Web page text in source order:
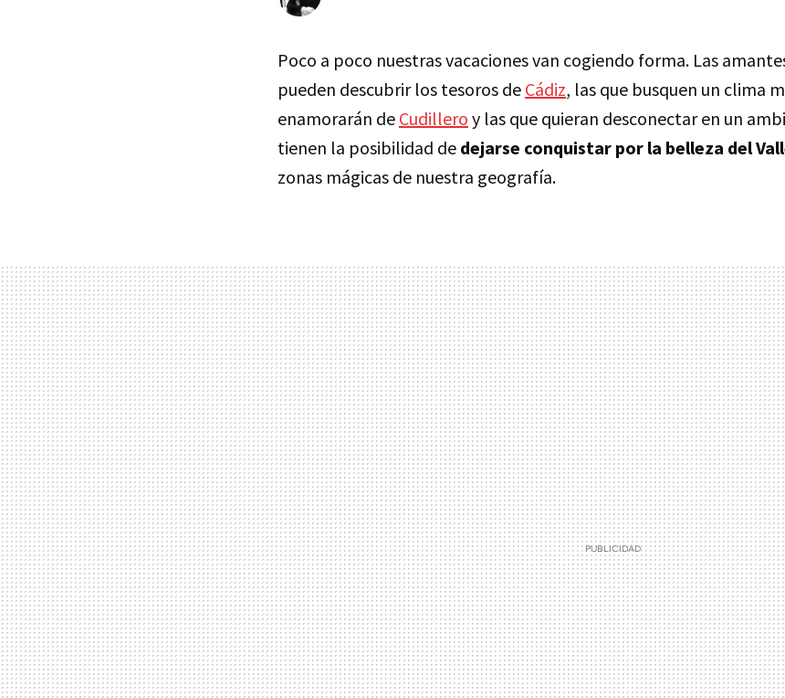
Poco a poco nuestras vacaciones van cogiendo forma. Las
pueden descubrir los tesoros de Cádiz, las que busquen un clima
enamorarán de Cudillero y las que quieran desconectar en un
tienen la posibilidad de dejarse conquistar por la belleza del
zonas mágicas de nuestra geografía.